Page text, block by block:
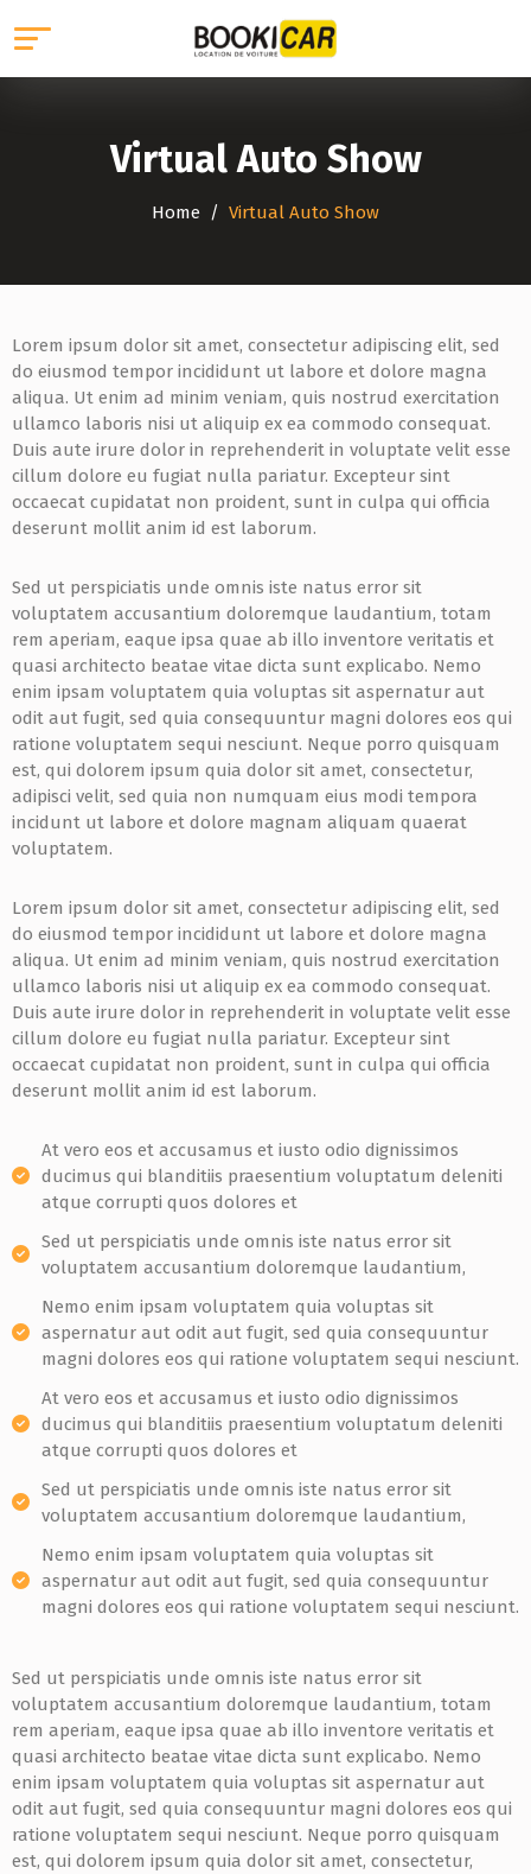
Virtual Auto Show
Home Virtual Auto Show
Lorem ipsum dolor sit amet, consectetur adipiscing elit, sed
do eiusmod tempor incididunt ut labore et dolore magna
aliqua. Ut enim ad minim veniam, quis nostrud exercitation
ullamco laboris nisi ut aliquip ex ea commodo consequat.
Duis aute irure dolor in reprehenderit in voluptate velit esse
cillum dolore eu fugiat nulla pariatur. Excepteur sint
occaecat cupidatat non proident, sunt in culpa qui officia
deserunt mollit anim id est laborum.
Sed ut perspiciatis unde omnis iste natus error sit
voluptatem accusantium doloremque laudantium, totam
rem aperiam, eaque ipsa quae ab illo inventore veritatis et
quasi architecto beatae vitae dicta sunt explicabo. Nemo
enim ipsam voluptatem quia voluptas sit aspernatur aut
odit aut fugit, sed quia consequuntur magni dolores eos qui
ratione voluptatem sequi nesciunt. Neque porro quisquam
est, qui dolorem ipsum quia dolor sit amet, consectetur,
adipisci velit, sed quia non numquam eius modi tempora
incidunt ut labore et dolore magnam aliquam quaerat
voluptatem.
Lorem ipsum dolor sit amet, consectetur adipiscing elit, sed
do eiusmod tempor incididunt ut labore et dolore magna
aliqua. Ut enim ad minim veniam, quis nostrud exercitation
ullamco laboris nisi ut aliquip ex ea commodo consequat.
Duis aute irure dolor in reprehenderit in voluptate velit esse
cillum dolore eu fugiat nulla pariatur. Excepteur sint
occaecat cupidatat non proident, sunt in culpa qui officia
deserunt mollit anim id est laborum.
At vero eos et accusamus et iusto odio dignissimos
ducimus qui blanditiis praesentium voluptatum deleniti
atque corrupti quos dolores et
Sed ut perspiciatis unde omnis iste natus error sit
voluptatem accusantium doloremque laudantium,
Nemo enim ipsam voluptatem quia voluptas sit
aspernatur aut odit aut fugit, sed quia consequuntur
magni dolores eos qui ratione voluptatem sequi nesciunt.
At vero eos et accusamus et iusto odio dignissimos
ducimus qui blanditiis praesentium voluptatum deleniti
atque corrupti quos dolores et
Sed ut perspiciatis unde omnis iste natus error sit
voluptatem accusantium doloremque laudantium,
Nemo enim ipsam voluptatem quia voluptas sit
aspernatur aut odit aut fugit, sed quia consequuntur
magni dolores eos qui ratione voluptatem sequi nesciunt.
Sed ut perspiciatis unde omnis iste natus error sit
voluptatem accusantium doloremque laudantium, totam
rem aperiam, eaque ipsa quae ab illo inventore veritatis et
quasi architecto beatae vitae dicta sunt explicabo. Nemo
enim ipsam voluptatem quia voluptas sit aspernatur aut
odit aut fugit, sed quia consequuntur magni dolores eos qui
ratione voluptatem sequi nesciunt. Neque porro quisquam
est, qui dolorem ipsum quia dolor sit amet, consectetur,